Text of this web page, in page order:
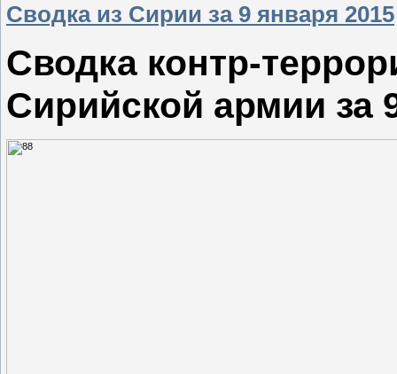
Сводка из Сирии за 9 января 2015
Сводка контр-
Сирийской армии за